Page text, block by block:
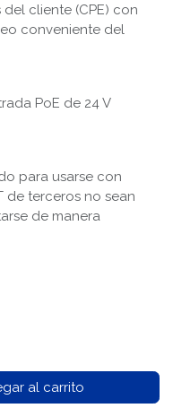
cliente (CPE) con
conveniente del
PoE de 24 V
para usarse con
de terceros no sean
de manera
al carrito